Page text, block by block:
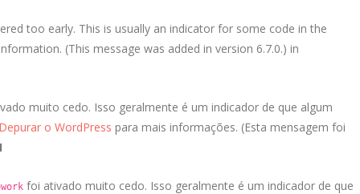
too early. This is usually an indicator for some code in the
(This message was added in version 6.7.0.) in
muito cedo. Isso geralmente é um indicador de que algum
o WordPress para mais informações. (Esta mensagem foi
foi ativado muito cedo. Isso geralmente é um indicador de que